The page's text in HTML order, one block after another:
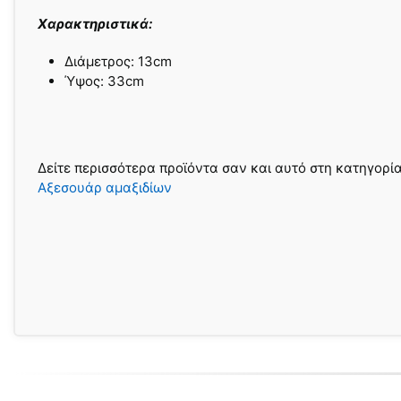
Χαρακτηριστικά:
∆ιάµετρος: 13cm
Ύψος: 33cm
Δείτε περισσότερα προϊόντα σαν και αυτό στη
Αξεσουάρ αμαξιδίων